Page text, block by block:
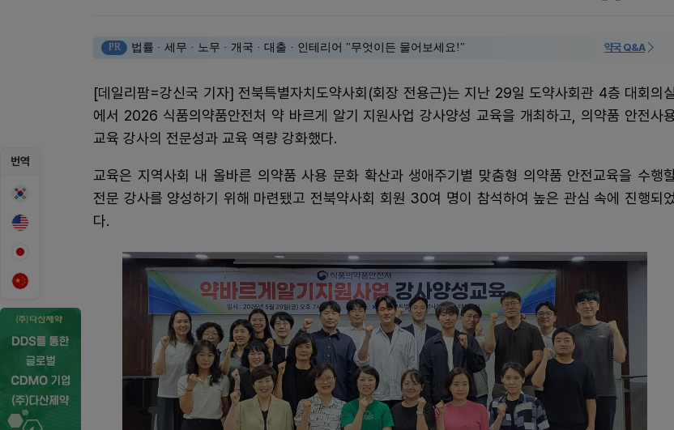
번역
PR 법률 · 세무 · 노무 · 개국 · 대출 · 인테리어 "무엇이든 물어보세요!" 약국 Q&A
[데일리팜=강신국 기자] 전북특별자치도약사회(회장 전용근)는 지난 29일 도약사회관 4층 대회의실
에서 2026 식품의약품안전처 약 바르게 알기 지원사업 강사양성 교육을 개최하고, 의약품 안전사
교육 강사의 전문성과 교육 역량 강화했다.
교육은 지역사회 내 올바른 의약품 사용 문화 확산과 생애주기별 맞춤형 의약품 안전교육을 수행
전문 강사를 양성하기 위해 마련됐고 전북약사회 회원 30여 명이 참석하여 높은 관심 속에 진행되었
다.